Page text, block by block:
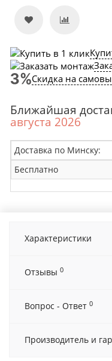
Скидка на
Ближайшая
августа 2026
Доставка по Минску:
Бесплатно
Характеристики
Отзывы 0
Вопрос - Ответ 0
Производитель и